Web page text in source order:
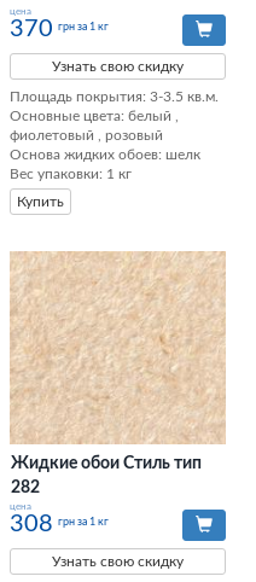
цена
370 грн за 1 кг
Узнать свою скидку
Площадь покрытия: 3-3.5 кв.м.
Основные цвета: белый ,
фиолетовый , розовый
Основа жидких обоев: шелк
Вес упаковки: 1 кг
Купить
Жидкие обои Стиль тип
282
цена
308 грн за 1 кг
Узнать свою скидку